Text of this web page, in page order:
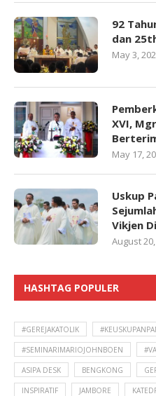
92
dan
May 3,
XVI,
May 17,
Uskup
Vikjen
August
HASHTAG POPULER
#GEREJAKATOLIK
#SEMINARIMARIOJOHNBOEN
ASIPA DESK BENGKONG
INSPIRATIF JAMBORE